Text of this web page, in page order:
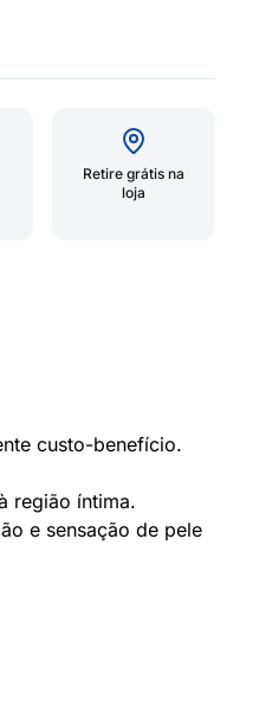
Retire grátis na
loja
custo-benefício.
região íntima.
e sensação de pele